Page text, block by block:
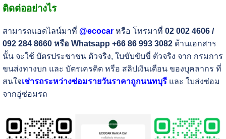
ติดต่ออย่างไร
สามารถแอดไลน์มาที่ @ecocarหรือ โทรมาที่ 02 002 4606 /
092 284 8660 หรือ Whatsapp +66 86 993 3082ด้านเอกสาร
นั้น จะใช้ บัตรประชาชน ตัวจริง, ใบขับขับขี่ ตัวจริง จาก กรมการ
ขนส่งทางบก และ บัตรเครดิต หรือ สลิปเงินเดือน ของบุคลากร ที่
สนใจเช่ารถระหว่างซ่อมรายวันราคาถูกนนทบุรีและ ใบส่งซ่อม
จากอู่ซ่อมรถ